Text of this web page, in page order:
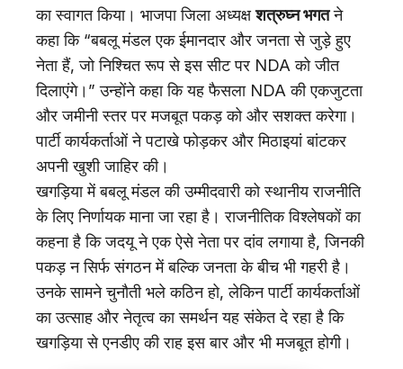
का स्वागत किया। भाजपा जिला अध्यक्षशत्रुघ्न भगतने
कहा कि “बबलू मंडल एक ईमानदार और जनता से जुड़े हुए
नेता हैं, जो निश्चित रूप से इस सीट पर NDA को जीत
दिलाएंगे।” उन्होंने कहा कि यह फैसला NDA की एकजुटता
और जमीनी स्तर पर मजबूत पकड़ को और सशक्त करेगा।
पार्टी कार्यकर्ताओं ने पटाखे फोड़कर और मिठाइयां बांटकर
अपनी खुशी जाहिर की।
खगड़िया में बबलू मंडल की उम्मीदवारी को स्थानीय राजनीति
के लिए निर्णायक माना जा रहा है। राजनीतिक विश्लेषकों का
कहना है कि जदयू ने एक ऐसे नेता पर दांव लगाया है, जिनकी
पकड़ न सिर्फ संगठन में बल्कि जनता के बीच भी गहरी है।
उनके सामने चुनौती भले कठिन हो, लेकिन पार्टी कार्यकर्ताओं
का उत्साह और नेतृत्व का समर्थन यह संकेत दे रहा है कि
खगड़िया से एनडीए की राह इस बार और भी मजबूत होगी।